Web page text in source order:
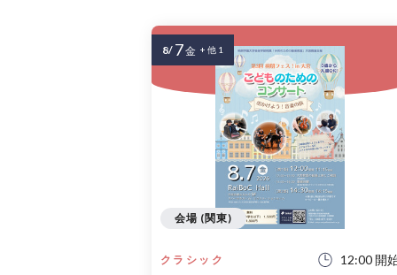
クラシック 12:00 開
会場 (関東)
8/ 7金 + 他 1